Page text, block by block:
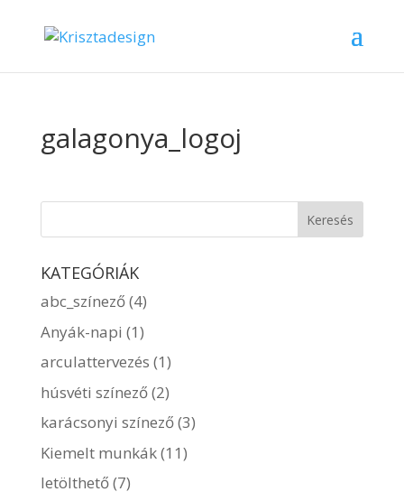
galagonya_logoj
KATEGÓRIÁK
abc_színező(4)
Anyák-napi (1)
arculattervezés (1)
húsvéti színező(2)
karácsonyi színező(3)
Kiemelt munkák(11)
letölthető(7)